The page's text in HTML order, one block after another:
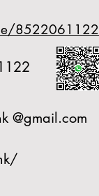
8522061122
@gmail.com